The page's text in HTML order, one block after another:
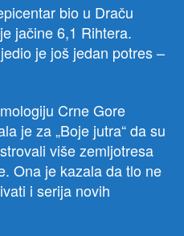
bio u Draču
jačine 6,1 Rihtera.
je još jedan potres –
Crne Gore
je za „Boje jutra“ da su
više zemljotresa
Ona je kazala da tlo ne
i serija novih